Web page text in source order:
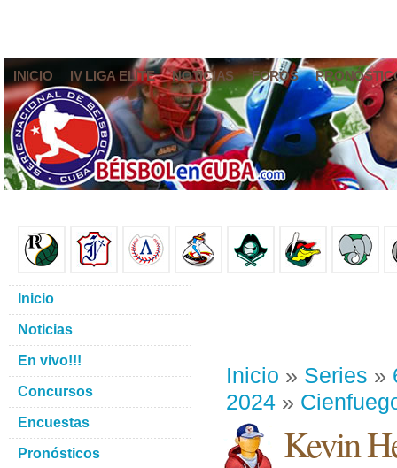
INICIO IV LIGA ELITE NOTICIAS FOROS
Inicio » Series »
2024 »
Kevin
Inicio
Noticias
En vivo!!!
Concursos
Encuestas
Pronósticos